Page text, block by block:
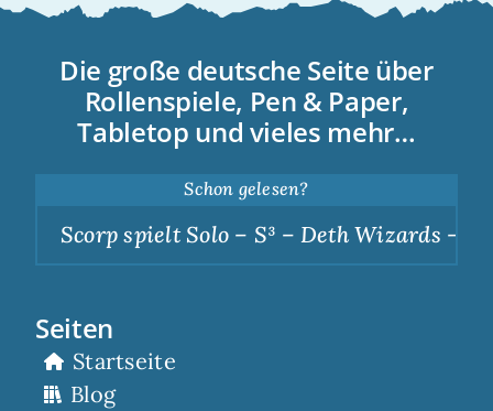
Die große deutsche Seite über
Rollenspiele, Pen & Paper,
Tabletop und vieles mehr…
Schon gelesen?
Scorp spielt Solo – S³ – Deth Wizards –
Seiten
Startseite
Blog